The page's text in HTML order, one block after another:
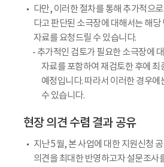
다만, 이러한 절차를 통해 추가적으
다고 판단된 소극장에 대해서는 해당
자료를 요청드릴 수 있습니다.
- 추가적인 검토가 필요한 소극장에
자료를 포함하여 재검토한 후에 최
예정입니다. 따라서 이러한 경우에
수 있습니다.
현장 의견 수렴 결과 공유
지난 5월, 본 사업에 대한 지원신청
의견을 최대한 반영하고자 설문조사